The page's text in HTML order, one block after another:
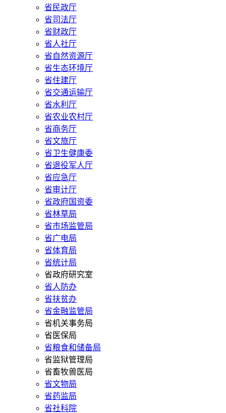
省民政厅
省司法厅
省财政厅
省人社厅
省自然资源厅
省生态环境厅
省住建厅
省交通运输厅
省水利厅
省农业农村厅
省商务厅
省文旅厅
省卫生健康委
省退役军人厅
省应急厅
省审计厅
省政府国资委
省林草局
省市场监管局
省广电局
省体育局
省统计局
省政府研究室
省人防办
省扶贫办
省金融监管局
省机关事务局
省医保局
省粮食和储备局
省监狱管理局
省畜牧兽医局
省文物局
省药监局
省社科院